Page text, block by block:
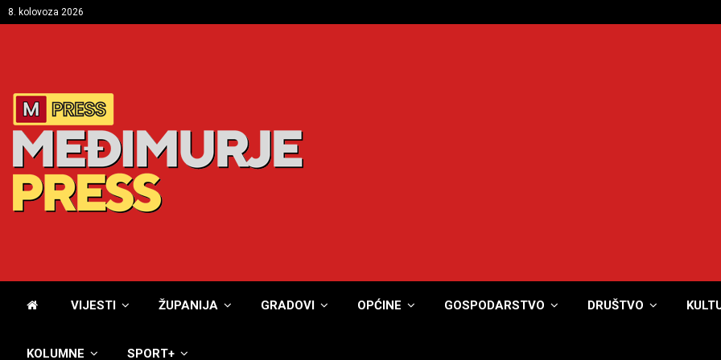
8. kolovoza 2026
VIJESTI ŽUPANIJA GRADOVI OPĆINE GOSPODARSTVO DRUŠTVO
KOLUMNE SPORT+